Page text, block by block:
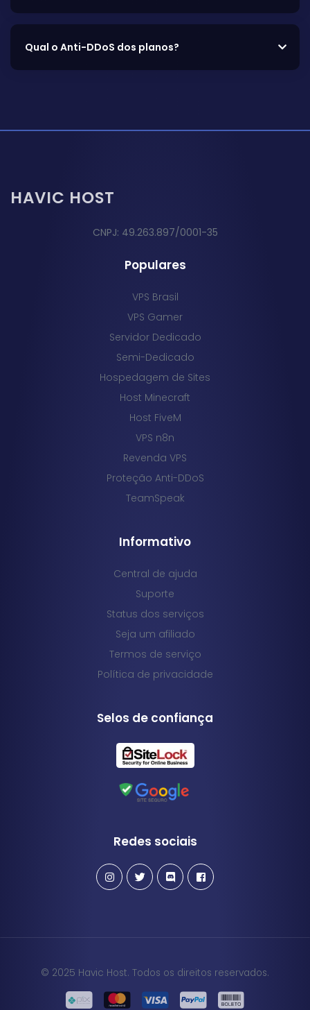
Qual o Anti-DDoS dos planos?
HAVIC HOST
CNPJ: 49.263.897/0001-35
Populares
VPS Brasil
VPS Gamer
Servidor Dedicado
Semi-Dedicado
Hospedagem de Sites
Host Minecraft
Host FiveM
VPS n8n
Revenda VPS
Proteção Anti-DDoS
TeamSpeak
Informativo
Central de ajuda
Suporte
Status dos serviços
Seja um afiliado
Termos de serviço
Política de privacidade
Selos de confiança
Redes sociais
© 2025 Havic Host. Todos os direitos reservados.